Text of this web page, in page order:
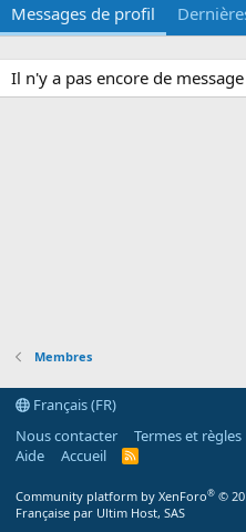
Messages de profil
Il n'y a pas encore de
Membres
Français (FR)
Nous contacter
Termes et règles
Aide
Accueil
R
Community platform by XenForo® ©
Française par Ultim Host, SAS